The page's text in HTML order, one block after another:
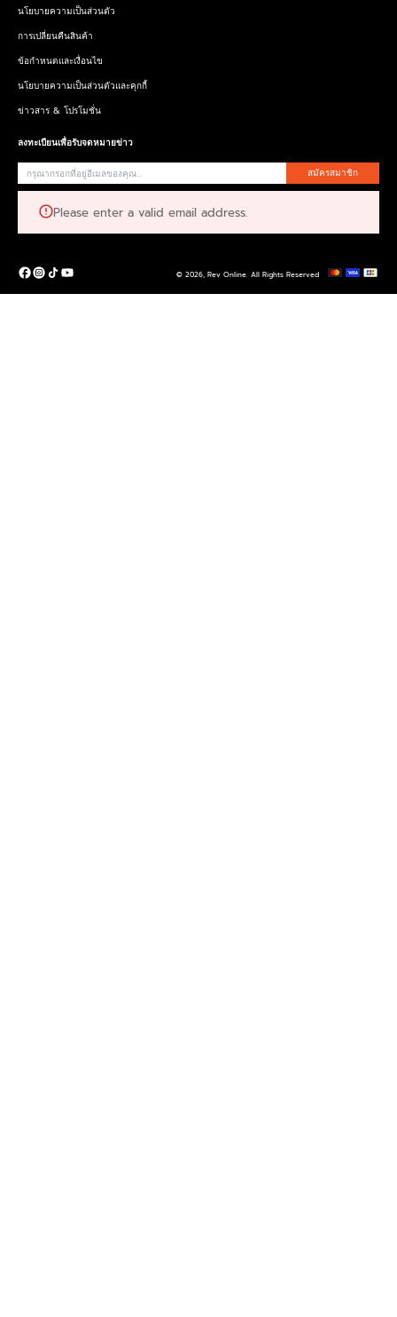
นโยบายความเป็นส่วนตัว
การเปลี่ยนคืนสินค้า
ข้อกำหนดและเงื่อนไข
นโยบายความเป็นส่วนตัวและคุกกี้
ข่าวสาร & โปรโมชั่น
ลงทะเบียนเพื่อรับจดหมายข่าว
สมัครสมาชิก
Please enter a valid email address.
© 2026, Rev Online. All Rights Reserved